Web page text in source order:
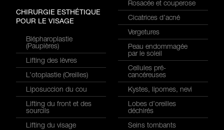
CHIRURGIE ESTHÉTIQUE
POUR LE VISAGE
Blépharoplastie
(Paupières)
Lifting des lèvres
L’otoplastie (Oreilles)
Liposuccion du cou
Lifting du front et des
sourcils
Lifting du visage
Rosacée et couperose
Cicatrices d’acné
Vergetures
Peau endommagée
par le soleil
Cellules pré-
cancéreuses
Kystes, lipomes, nevi
Lobes d’oreilles
déchirés
Seins tombants